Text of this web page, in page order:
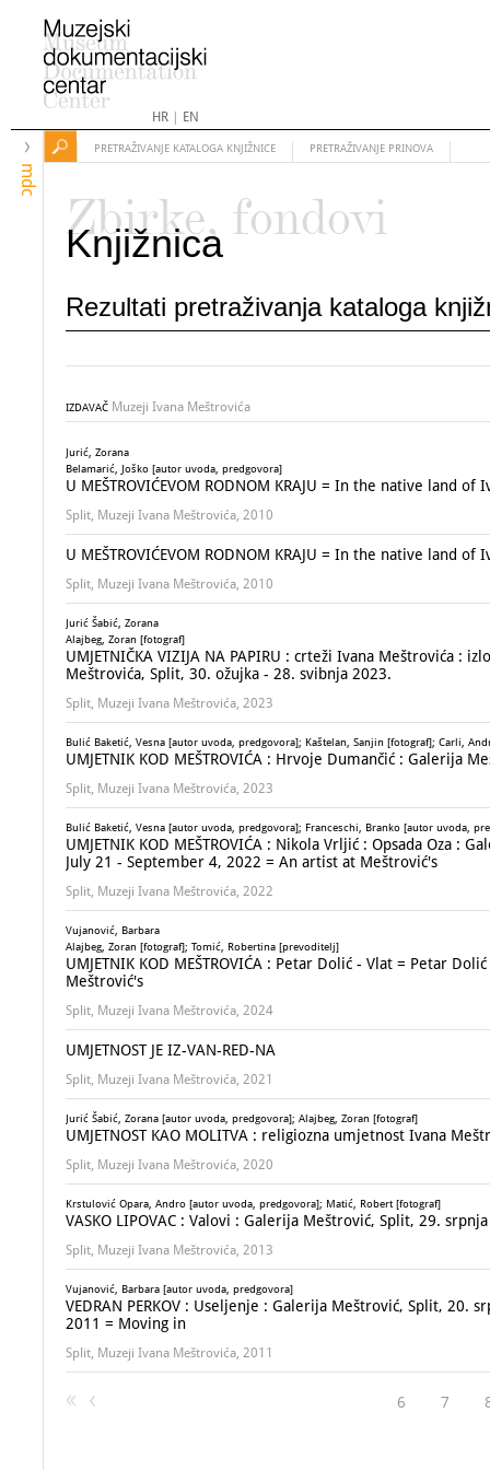
HR| EN
mdc
PRETRAŽIVANJE KATALOGA KNJIŽNICE PRETRAŽIVANJE PRINOVA
Zbirke, fondovi
Knjižnica
Rezultati pretraživanja kataloga
IZDAVAČ Muzeji Ivana Meštrovića
Jurić, Zorana
Belamarić, Joško [autor uvoda, predgovora]
U MEŠTROVIĆEVOM RODNOM KRAJU = In the native land of
Split, Muzeji Ivana Meštrovića, 2010
U MEŠTROVIĆEVOM RODNOM KRAJU = In the native land of
Split, Muzeji Ivana Meštrovića, 2010
Jurić Šabić, Zorana
Alajbeg, Zoran [fotograf]
UMJETNIČKA VIZIJA NA PAPIRU : crteži Ivana Meštrovića
Meštrovića, Split, 30. ožujka - 28. svibnja 2023.
Split, Muzeji Ivana Meštrovića, 2023
Bulić Baketić, Vesna [autor uvoda, predgovora]; Kaštelan, Sanjin [fotograf]; Carli,
UMJETNIK KOD MEŠTROVIĆA : Hrvoje Dumančić : Galerija
Split, Muzeji Ivana Meštrovića, 2023
Bulić Baketić, Vesna [autor uvoda, predgovora]; Franceschi, Branko [autor uvoda,
UMJETNIK KOD MEŠTROVIĆA : Nikola Vrljić : Opsada Oza
July 21 - September 4, 2022 = An artist at Meštrović's
Split, Muzeji Ivana Meštrovića, 2022
Vujanović, Barbara
Alajbeg, Zoran [fotograf]; Tomić, Robertina [prevoditelj]
UMJETNIK KOD MEŠTROVIĆA : Petar Dolić - Vlat = Petar
Meštrović's
Split, Muzeji Ivana Meštrovića, 2024
UMJETNOST JE IZ-VAN-RED-NA
Split, Muzeji Ivana Meštrovića, 2021
Jurić Šabić, Zorana [autor uvoda, predgovora]; Alajbeg, Zoran [fotograf]
UMJETNOST KAO MOLITVA : religiozna umjetnost Ivana
Split, Muzeji Ivana Meštrovića, 2020
Krstulović Opara, Andro [autor uvoda, predgovora]; Matić, Robert [fotograf]
VASKO LIPOVAC : Valovi : Galerija Meštrović, Split, 29.
Split, Muzeji Ivana Meštrovića, 2013
Vujanović, Barbara [autor uvoda, predgovora]
VEDRAN PERKOV : Useljenje : Galerija Meštrović, Split,
2011 = Moving in
Split, Muzeji Ivana Meštrovića, 2011
6 7